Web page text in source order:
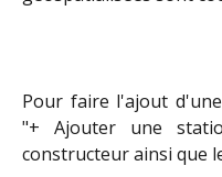
Pour faire l'ajout
"+ Ajouter une
constructeur ainsi que